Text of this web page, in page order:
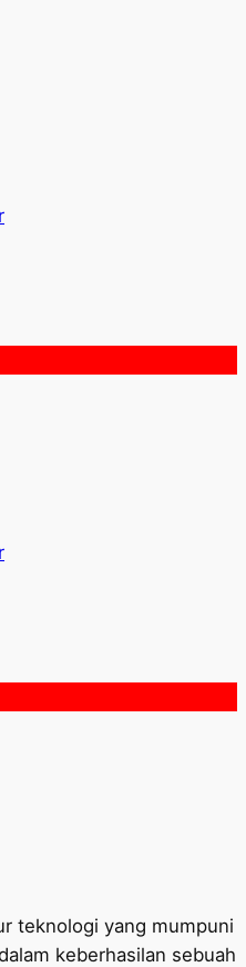
teknologi yang mumpuni
keberhasilan sebuah